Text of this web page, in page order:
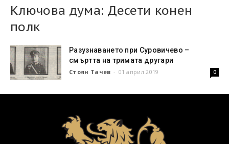
Ключова дума: Десети конен
полк
Разузнаването при Суровичево –
смъртта на тримата другари
Стоян Тачев - 01 април 2019 0